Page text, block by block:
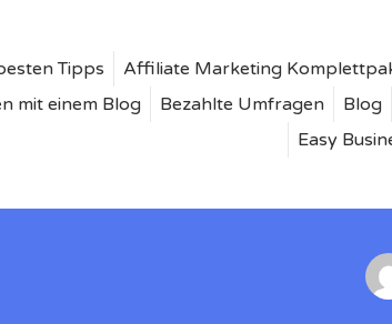
Tipps Affiliate Marketing
mit einem Blog
Bezahlte Umfragen Blog
Easy